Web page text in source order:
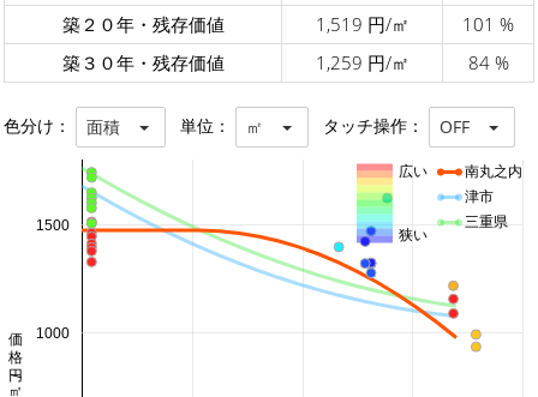
築２０年・残存価値
1,519 円/㎡
101 %
築３０年・残存価値
1,259 円/㎡ 84 %
色分け： 面積 単位： ㎡ タッチ操作： OFF
1000
1500
価格 円/㎡
南丸之内
津市
三重県
広い
狭い